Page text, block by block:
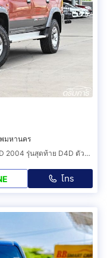
มหานคร
Toyota Sport Rider มือสอง 3.0 G Limited 4WD 2004 รุ่นสุดท้าย D4D ตัวท็อปขับสี่สภาพสวยไมล์น้อย (รหัสสินค้า CBH)
โทร